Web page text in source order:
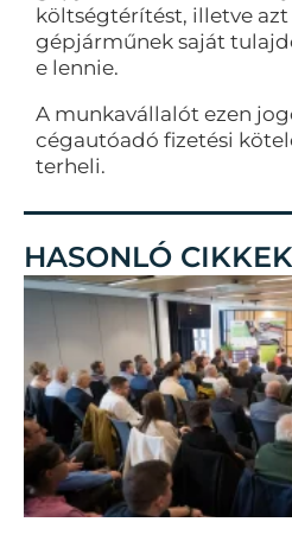
költségtérítést, illetve azt
gépjárműnek saját
e lennie.
A munkavállalót ezen
cégautóadó fizetési
terheli.
HASONLÓ CIKKEK